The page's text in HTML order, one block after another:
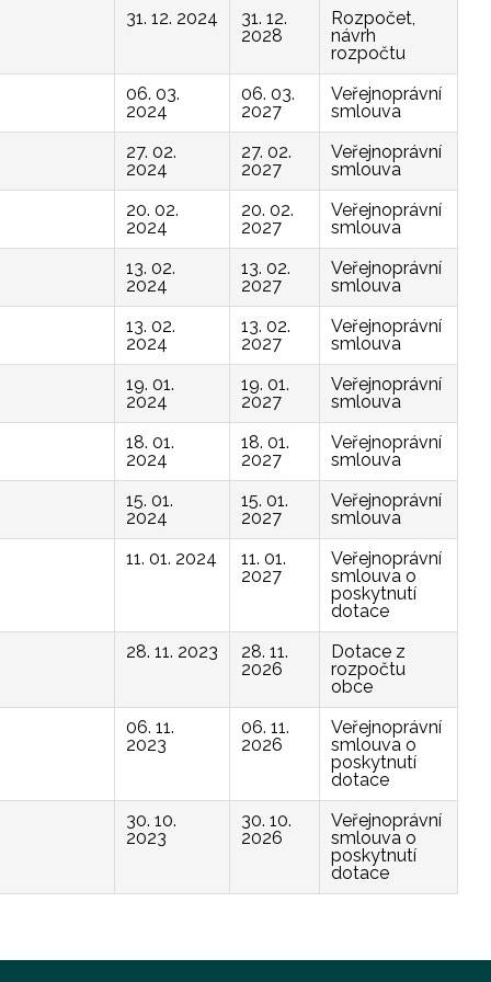
31. 12. 2024
31. 12.
2028
Rozpočet,
návrh
rozpočtu
06. 03.
2024
06. 03.
2027
Veřejnoprávní
smlouva
27. 02.
2024
27. 02.
2027
Veřejnoprávní
smlouva
20. 02.
2024
20. 02.
2027
Veřejnoprávní
smlouva
13. 02.
2024
13. 02.
2027
Veřejnoprávní
smlouva
13. 02.
2024
13. 02.
2027
Veřejnoprávní
smlouva
19. 01.
2024
19. 01.
2027
Veřejnoprávní
smlouva
18. 01.
2024
18. 01.
2027
Veřejnoprávní
smlouva
15. 01.
2024
15. 01.
2027
Veřejnoprávní
smlouva
11. 01. 2024
11. 01.
2027
Veřejnoprávní
smlouva o
poskytnutí
dotace
28. 11. 2023
28. 11.
2026
Dotace z
rozpočtu
obce
06. 11.
2023
06. 11.
2026
Veřejnoprávní
smlouva o
poskytnutí
dotace
30. 10.
2023
30. 10.
2026
Veřejnoprávní
smlouva o
poskytnutí
dotace